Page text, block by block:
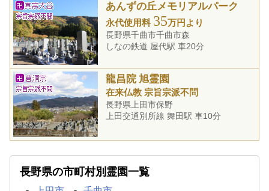
あんずの丘メモリアルパーク
永代使用料 35万円より
長野県千曲市千曲市森
しなの鉄道 屋代駅 車20分
龍昌院 旭霊園
在来仏教 宗旨宗派不問
長野県上田市保野
上田交通別所線 舞田駅 車10分
長野県の市町村別霊園一覧